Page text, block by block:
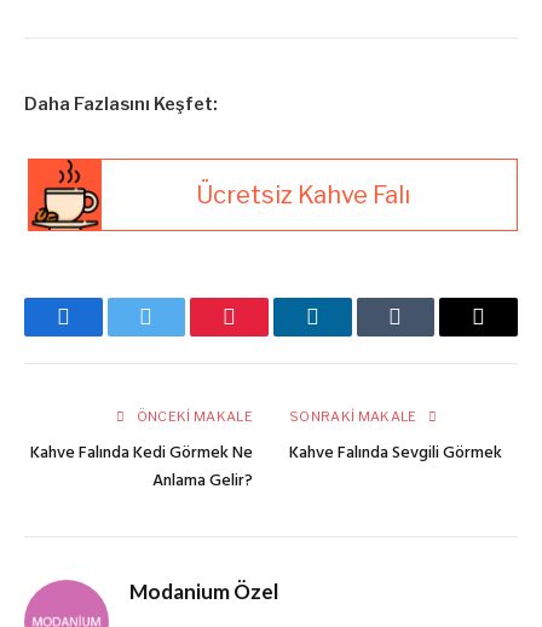
Daha Fazlasını Keşfet:
Ücretsiz Kahve Falı
FacebookTwitter Pinterest LinkedInTumblr
E-
ÖNCEKI MAKALE
Kahve Falında Kedi Görmek Ne
Anlama Gelir?
SONRAKI MAKALE
Kahve Falında Sevgili Görmek
Modanium Özel